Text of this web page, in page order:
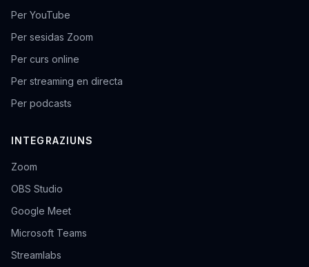
Per YouTube
Per sesidas Zoom
Per curs online
Per streaming en directa
Per podcasts
INTEGRAZIUNS
Zoom
OBS Studio
Google Meet
Microsoft Teams
Streamlabs